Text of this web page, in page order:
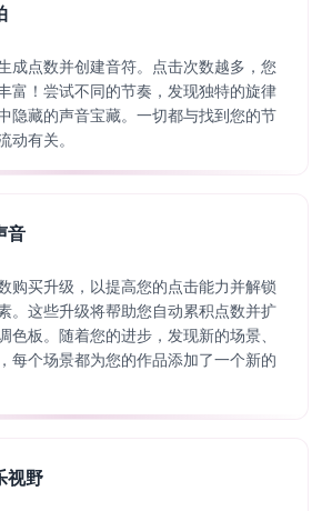
成点数并创建音符。点击次数越多，您
富！尝试不同的节奏，发现独特的旋律
隐藏的声音宝藏。一切都与找到您的节
动有关。
音
购买升级，以提高您的点击能力并解锁
。这些升级将帮助您自动累积点数并扩
色板。随着您的进步，发现新的场景、
每个场景都为您的作品添加了一个新的
视野